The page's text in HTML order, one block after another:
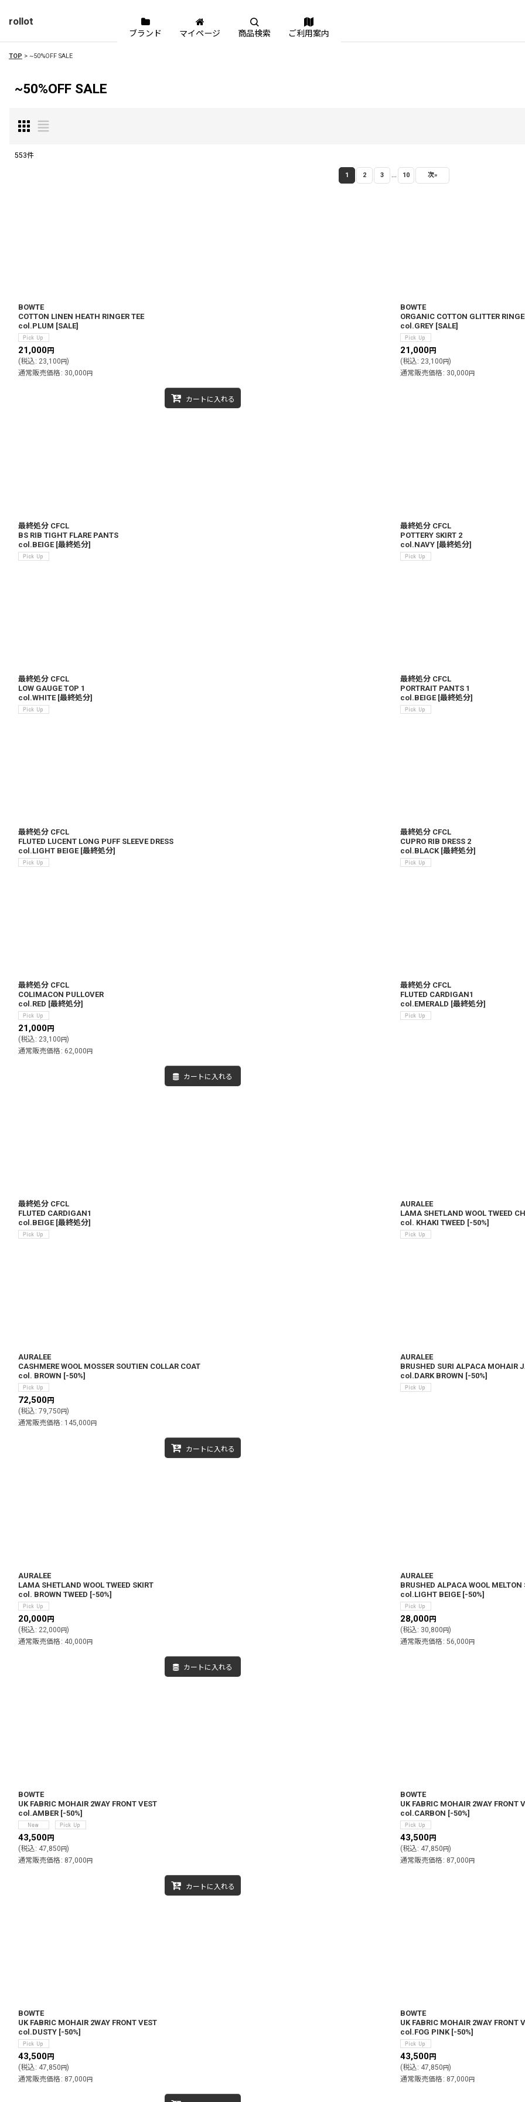
rollot
ブランド マイページ 商品検索 ご利用案内
TOP > ~50%OFF SALE
~50%OFF SALE
553件
1 2 3 10 次»
BOWTE
COTTON LINEN HEATH RINGER TEE
col.PLUM [SALE]
21,000円
(税込: 23,100円)
通常販売価格 : 30,000円
カートに入れる
BOWTE
ORGANIC COTTON GLITTER
col.GREY [SALE]
21,000円
(税込: 23,100円)
通常販売価格 : 30,000円
最終処分 CFCL
BS RIB TIGHT FLARE PANTS
col.BEIGE [最終処分]
最終処分 CFCL
POTTERY SKIRT 2
col.NAVY [最終処分]
最終処分 CFCL
LOW GAUGE TOP 1
col.WHITE [最終処分]
最終処分 CFCL
PORTRAIT PANTS 1
col.BEIGE [最終処分]
最終処分 CFCL
FLUTED LUCENT LONG PUFF SLEEVE DRESS
col.LIGHT BEIGE [最終処分]
最終処分 CFCL
CUPRO RIB DRESS 2
col.BLACK [最終処分]
最終処分 CFCL
COLIMACON PULLOVER
col.RED [最終処分]
21,000円
(税込: 23,100 円)
通常販売価格 : 62,000 円
カートに入れる
最終処分 CFCL
FLUTED CARDIGAN1
col.EMERALD [最終処分]
最終処分 CFCL
FLUTED CARDIGAN1
col.BEIGE [最終処分]
AURALEE
LAMA SHETLAND WOOL TWEED
col. KHAKI TWEED [-50%]
AURALEE
CASHMERE WOOL MOSSER SOUTIEN COLLAR COAT
col. BROWN [-50%]
72,500円
(税込: 79,750 円)
通常販売価格 : 145,000 円
カートに入れる
AURALEE
BRUSHED SURI ALPACA MOHAIR
col.DARK BROWN [-50%]
AURALEE
LAMA SHETLAND WOOL TWEED SKIRT
col. BROWN TWEED [-50%]
20,000円
(税込: 22,000 円)
通常販売価格 : 40,000 円
カートに入れる
AURALEE
BRUSHED ALPACA WOOL
col.LIGHT BEIGE [-50%]
28,000円
(税込: 30,800 円)
通常販売価格 : 56,000 円
BOWTE
UK FABRIC MOHAIR 2WAY FRONT VEST
col.AMBER [-50%]
43,500円
(税込: 47,850 円)
通常販売価格 : 87,000 円
カートに入れる
BOWTE
UK FABRIC MOHAIR 2WAY FRONT
col.CARBON [-50%]
43,500円
(税込: 47,850 円)
通常販売価格 : 87,000 円
BOWTE
UK FABRIC MOHAIR 2WAY FRONT VEST
col.DUSTY [-50%]
43,500円
(税込: 47,850 円)
通常販売価格 : 87,000 円
BOWTE
UK FABRIC MOHAIR 2WAY FRONT
col.FOG PINK [-50%]
43,500円
(税込: 47,850 円)
通常販売価格 : 87,000 円